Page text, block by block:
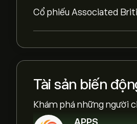
Cổ phiếu Associated
Tài sản biến
Khám phá những người
APPS